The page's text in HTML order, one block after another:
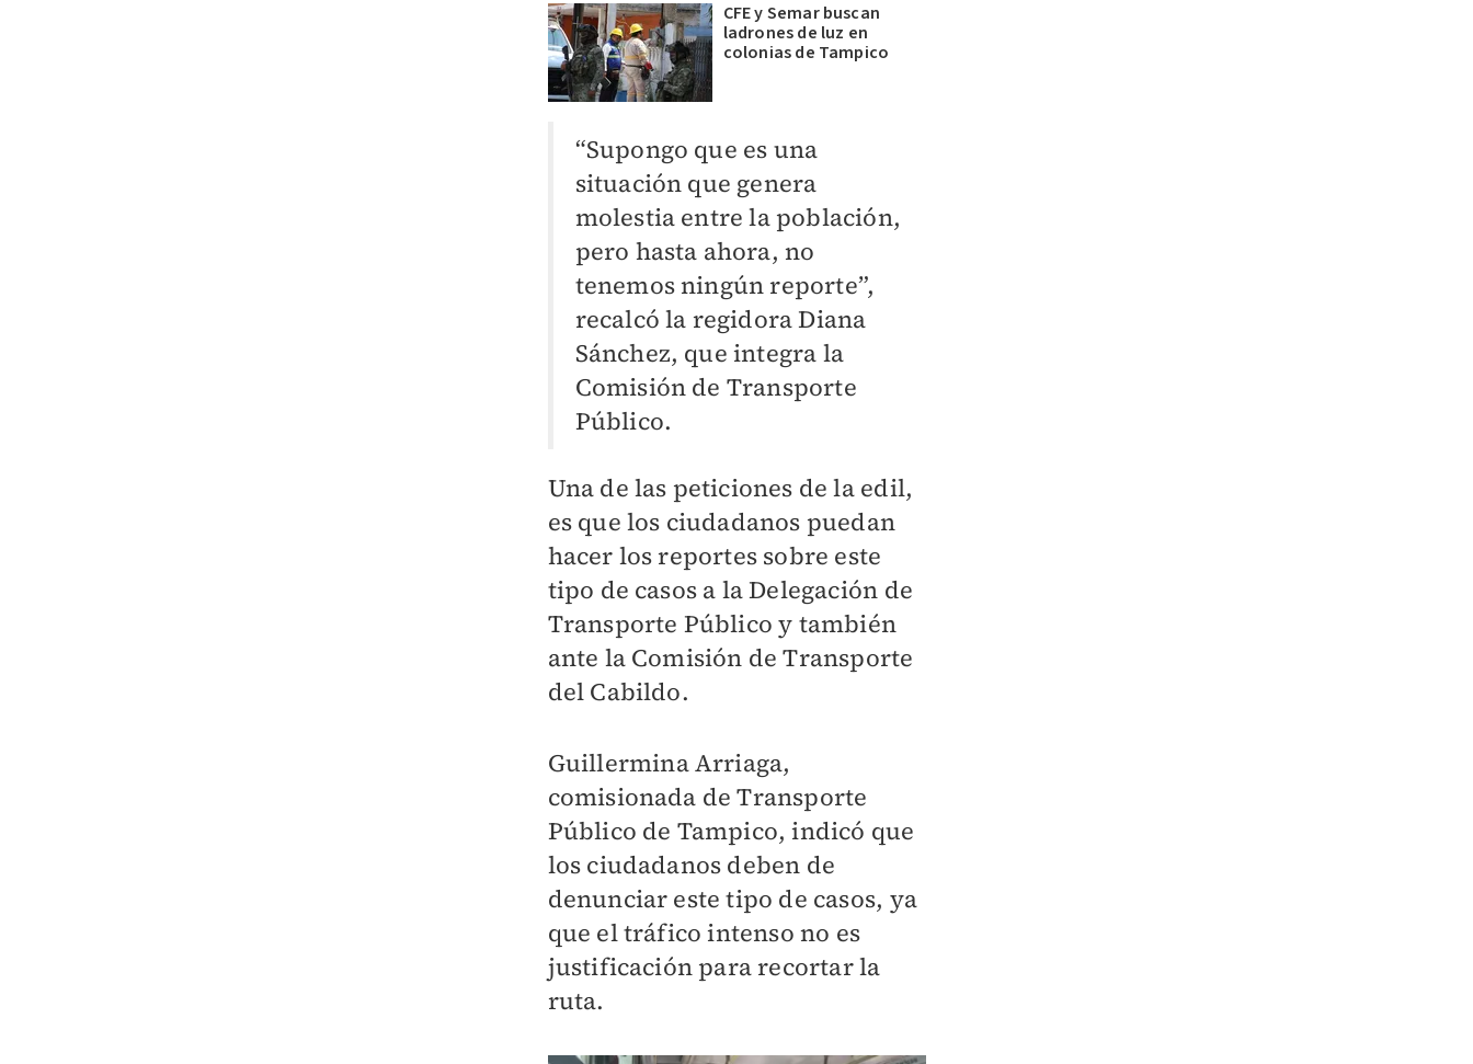
CFE y Semar buscan
ladrones de luz en
colonias de Tampico
“Supongo que es una
situación que genera
molestia entre la población,
pero hasta ahora, no
tenemos ningún reporte”,
recalcó la regidora Diana
Sánchez, que integra la
Comisión de Transporte
Público.
Una de las peticiones de la edil,
es que los ciudadanos puedan
hacer los reportes sobre este
tipo de casos a la Delegación de
Transporte Público y también
ante la Comisión de Transporte
del Cabildo.
Guillermina Arriaga,
comisionada de Transporte
Público de Tampico, indicó que
los ciudadanos deben de
denunciar este tipo de casos, ya
que el tráfico intenso no es
justificación para recortar la
ruta.